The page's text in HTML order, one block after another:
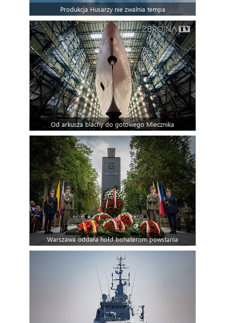
Produkcja Husarzy nie zwalnia tempa
Od arkusza blachy do gotowego Miecznika
Warszawa oddała hołd bohaterom powstania